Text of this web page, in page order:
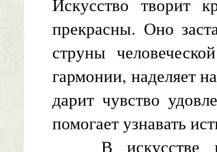
Искусство творит
прекрасны. Оно
струны
гармонии, наделяет
дарит чувство
помогает узнавать
В искусстве